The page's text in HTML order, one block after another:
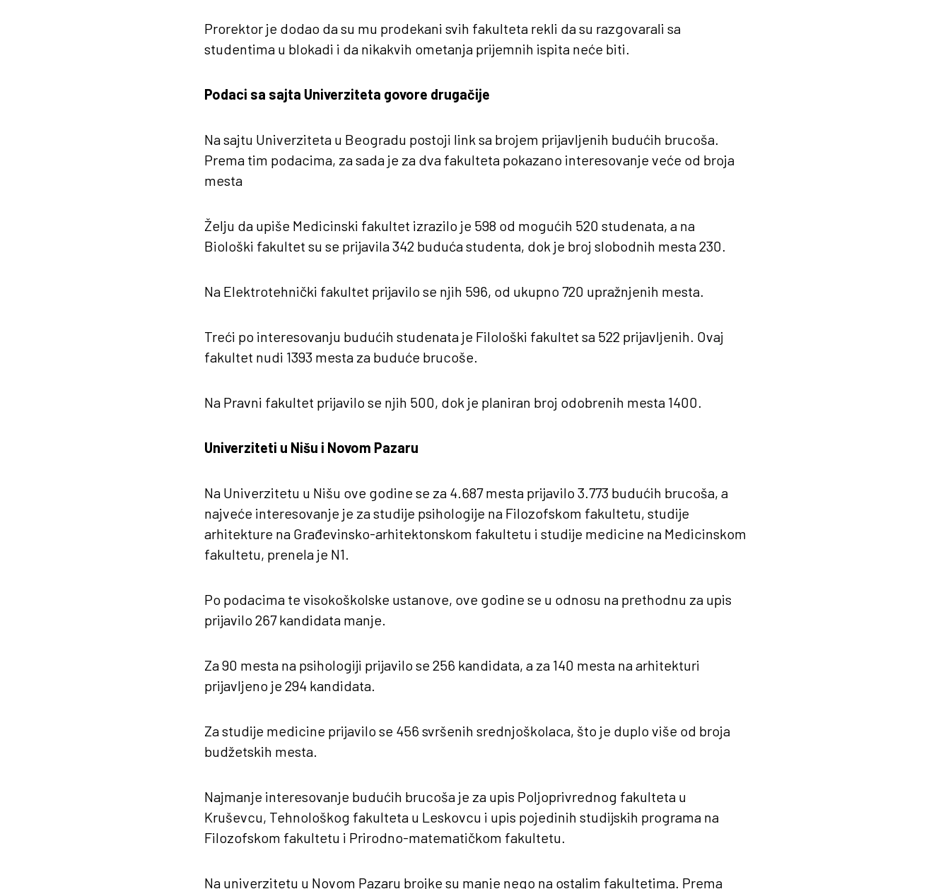
Prorektor je dodao da su mu prodekani svih fakulteta rekli da su razgovarali sa
studentima u blokadi i da nikakvih ometanja prijemnih ispita neće biti.
Podaci sa sajta Univerziteta govore drugačije
Na sajtu Univerziteta u Beogradu postoji link sa brojem prijavljenih budućih brucoša.
Prema tim podacima, za sada je za dva fakulteta pokazano interesovanje veće od broja
mesta
Želju da upiše Medicinski fakultet izrazilo je 598 od mogućih 520 studenata, a na
Biološki fakultet su se prijavila 342 buduća studenta, dok je broj slobodnih mesta 230.
Na Elektrotehnički fakultet prijavilo se njih 596, od ukupno 720 upražnjenih mesta.
Treći po interesovanju budućih studenata je Filološki fakultet sa 522 prijavljenih. Ovaj
fakultet nudi 1393 mesta za buduće brucoše.
Na Pravni fakultet prijavilo se njih 500, dok je planiran broj odobrenih mesta 1400.
Univerziteti u Nišu i Novom Pazaru
Na Univerzitetu u Nišu ove godine se za 4.687 mesta prijavilo 3.773 budućih brucoša, a
najveće interesovanje je za studije psihologije na Filozofskom fakultetu, studije
arhitekture na Građevinsko-arhitektonskom fakultetu i studije medicine na Medicinskom
fakultetu, prenela je N1.
Po podacima te visokoškolske ustanove, ove godine se u odnosu na prethodnu za upis
prijavilo 267 kandidata manje.
Za 90 mesta na psihologiji prijavilo se 256 kandidata, a za 140 mesta na arhitekturi
prijavljeno je 294 kandidata.
Za studije medicine prijavilo se 456 svršenih srednjoškolaca, što je duplo više od broja
budžetskih mesta.
Najmanje interesovanje budućih brucoša je za upis Poljoprivrednog fakulteta u
Kruševcu, Tehnološkog fakulteta u Leskovcu i upis pojedinih studijskih programa na
Filozofskom fakultetu i Prirodno-matematičkom fakultetu.
Na univerzitetu u Novom Pazaru brojke su manje nego na ostalim fakultetima. Prema